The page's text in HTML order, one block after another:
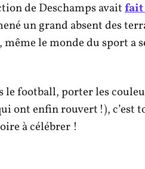
de Deschamps avaitfait
un grand absent des
le monde du sport a
le football, porter les
ont enfin rouvert !), c’est
à célébrer !